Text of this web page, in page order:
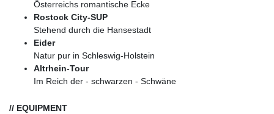
Österreichs romantische Ecke
Rostock City-SUP
Stehend durch die Hansestadt
Eider
Natur pur in Schleswig-Holstein
Altrhein-Tour
Im Reich der - schwarzen - Schwäne
// EQUIPMENT